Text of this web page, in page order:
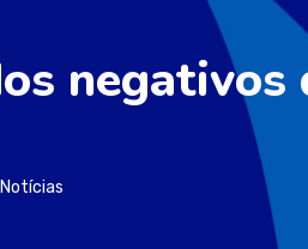
negativos
Notícias